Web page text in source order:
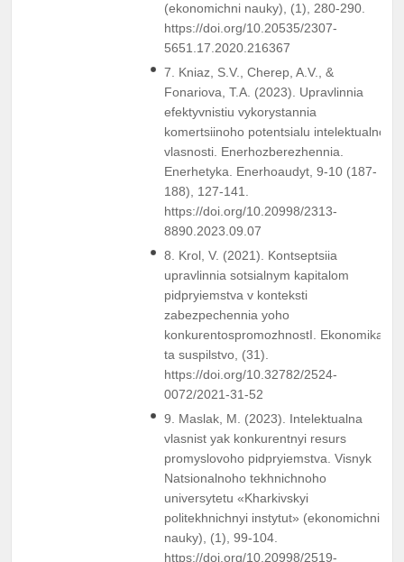
(ekonomichni nauky), (1), 280-290.
https://doi.org/10.20535/2307-
5651.17.2020.216367
7. Kniaz, S.V., Cherep, A.V., &
Fonariova, T.A. (2023). Upravlinnia
efektyvnistiu vykorystannia
komertsiinoho potentsialu intelektualnoi
vlasnosti. Enerhozberezhennia.
Enerhetyka. Enerhoaudyt, 9-10 (187-
188), 127-141.
https://doi.org/10.20998/2313-
8890.2023.09.07
8. Krol, V. (2021). Kontseptsiia
upravlinnia sotsialnym kapitalom
pidpryiemstva v konteksti
zabezpechennia yoho
konkurentospromozhnostI. Ekonomika
ta suspilstvo, (31).
https://doi.org/10.32782/2524-
0072/2021-31-52
9. Maslak, M. (2023). Intelektualna
vlasnist yak konkurentnyi resurs
promyslovoho pidpryiemstva. Visnyk
Natsionalnoho tekhnichnoho
universytetu «Kharkivskyi
politekhnichnyi instytut» (ekonomichni
nauky), (1), 99-104.
https://doi.org/10.20998/2519-